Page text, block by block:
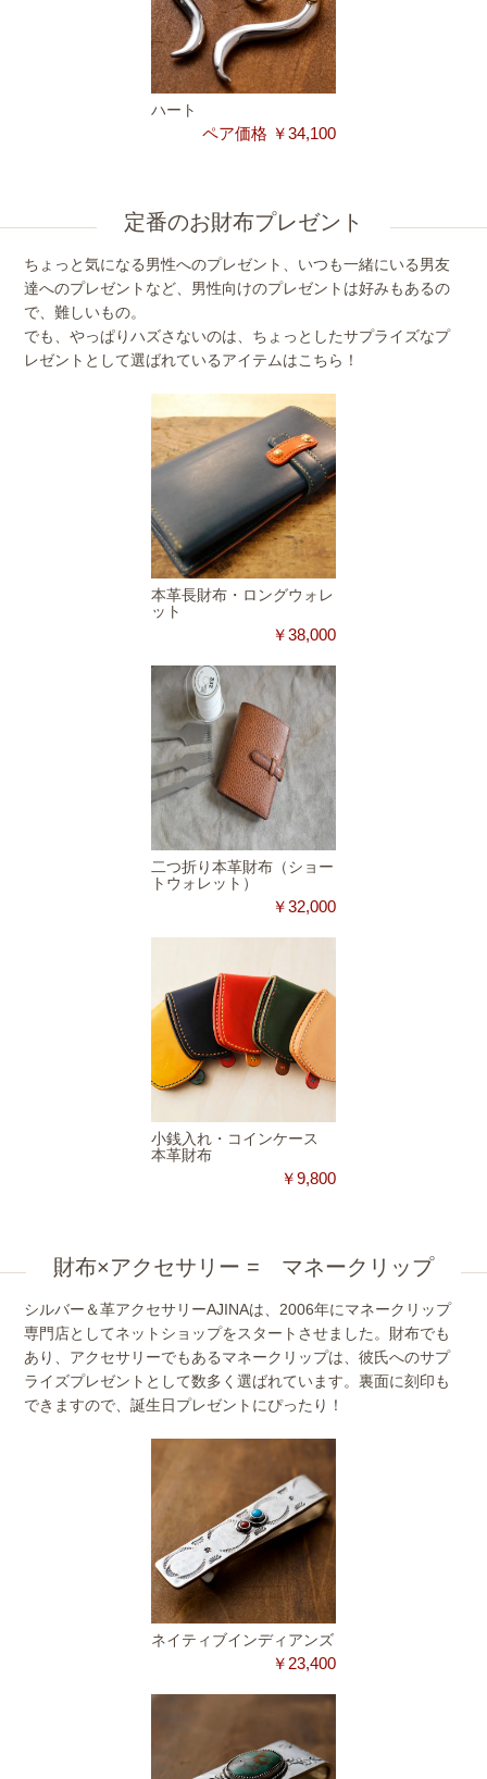
ハート
ペア価格 ￥34,100
定番のお財布プレゼント
ちょっと気になる男性へのプレゼント、いつも一緒にいる男友
達へのプレゼントなど、男性向けのプレゼントは好みもあるの
で、難しいもの。
でも、やっぱりハズさないのは、ちょっとしたサプライズなプ
レゼントとして選ばれているアイテムはこちら！
本革長財布・ロングウォレ
ット
￥38,000
二つ折り本革財布（ショー
トウォレット）
￥32,000
小銭入れ・コインケース
本革財布
￥9,800
財布×アクセサリー = マネークリップ
シルバー＆革アクセサリーAJINAは、2006年にマネークリップ
専門店としてネットショップをスタートさせました。財布でも
あり、アクセサリーでもあるマネークリップは、彼氏へのサプ
ライズプレゼントとして数多く選ばれています。裏面に刻印も
できますので、誕生日プレゼントにぴったり！
ネイティブインディアンズ
￥23,400